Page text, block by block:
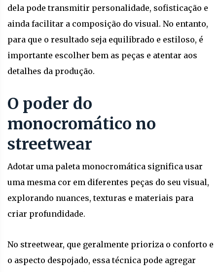
dela pode transmitir personalidade, sofisticação e
ainda facilitar a composição do visual. No entanto,
para que o resultado seja equilibrado e estiloso, é
importante escolher bem as peças e atentar aos
detalhes da produção.
O poder do
monocromático no
streetwear
Adotar uma paleta monocromática significa usar
uma mesma cor em diferentes peças do seu visual,
explorando nuances, texturas e materiais para
criar profundidade.
No streetwear, que geralmente prioriza o conforto e
o aspecto despojado, essa técnica pode agregar